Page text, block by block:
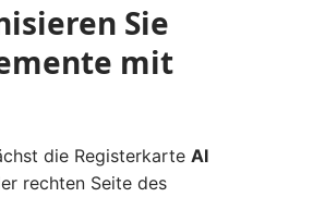
Sie
mit
die Registerkarte AI
rechten Seite des